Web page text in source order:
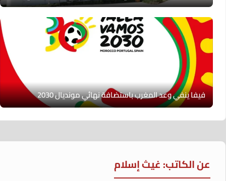
فيفا ينفي وعد المغرب باستضافة نهائي مونديال 2030
عن الكاتب: غيث إسلام